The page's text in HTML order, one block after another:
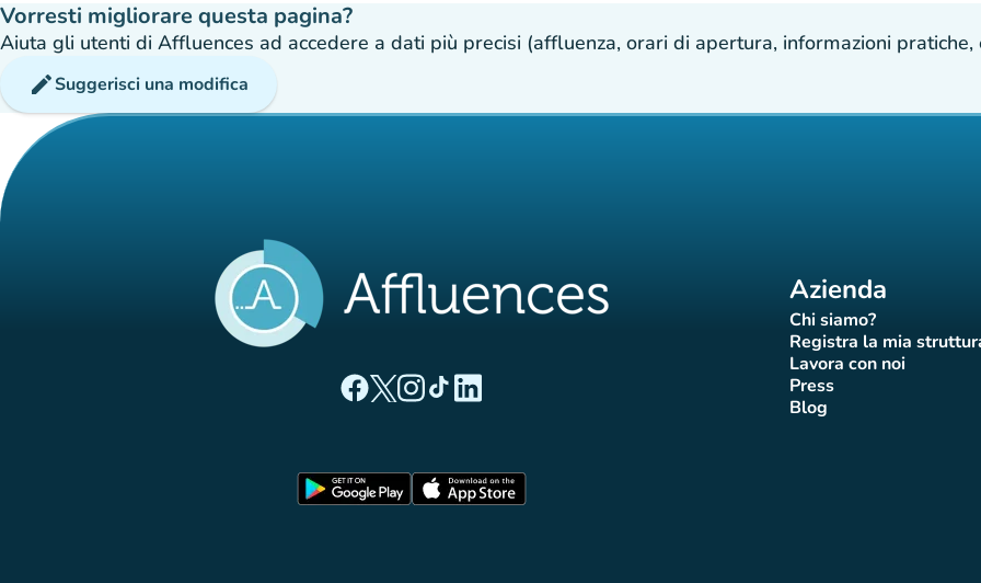
Vorresti migliorare questa pagina?
Aiuta gli utenti di Affluences ad accedere a dati più precisi (affluenza, orari di apertura, informazioni pratiche,
editSuggerisci una modifica
(nuova scheda)
(nuova scheda)
(nuova scheda)
(nuova scheda)
(nuova scheda)
Azienda
Chi siamo?(nuova scheda)
Registra la mia(nuova
Lavora con noi
(nuova scheda)
Press(nuova scheda)
Blog(nuova scheda)